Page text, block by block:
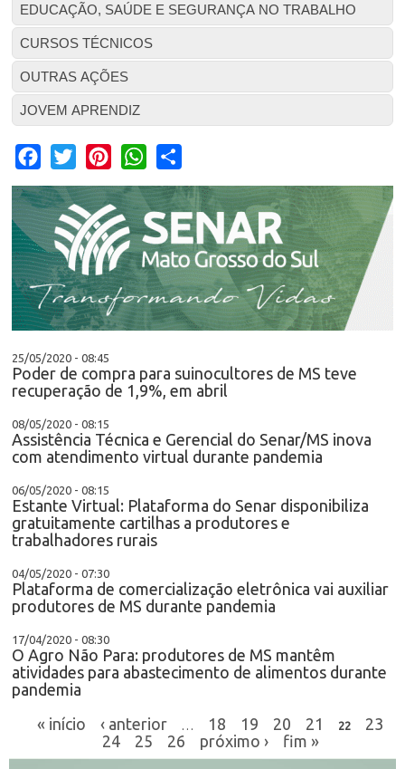
EDUCAÇÃO, SAÚDE E SEGURANÇA NO TRABALHO
CURSOS TÉCNICOS
OUTRAS AÇÕES
JOVEM APRENDIZ
Facebook
Twitter PinterestWhatsApp
25/05/2020 - 08:45
Poder de compra para suinocultores de MS teve
recuperação de 1,9%, em abril
08/05/2020 - 08:15
Assistência Técnica e Gerencial do Senar/MS inova
com atendimento virtual durante pandemia
06/05/2020 - 08:15
Estante Virtual: Plataforma do Senar disponibiliza
gratuitamente cartilhas a produtores e
trabalhadores rurais
04/05/2020 - 07:30
Plataforma de comercialização eletrônica vai auxiliar
produtores de MS durante pandemia
17/04/2020 - 08:30
O Agro Não Para: produtores de MS mantêm
atividades para abastecimento de alimentos durante
pandemia
« início
‹ anterior 18 19 20 21 22
23
24
25 26 próximo › fim »